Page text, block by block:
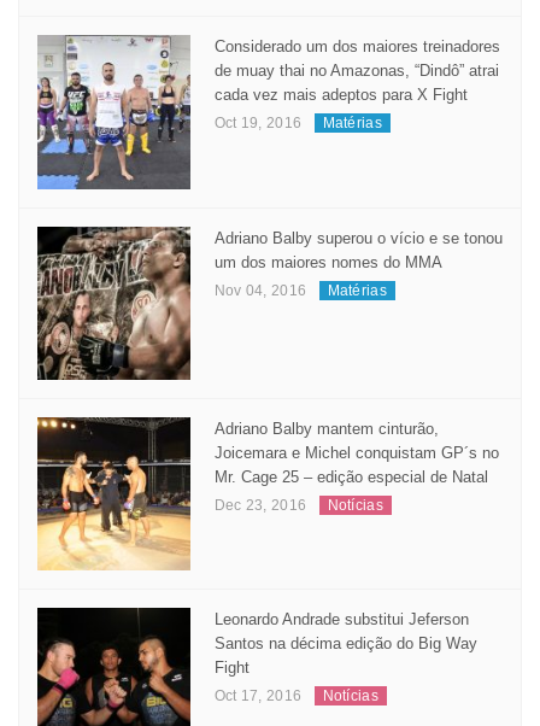
Considerado um dos maiores treinadores
de muay thai no Amazonas, “Dindô” atrai
cada vez mais adeptos para X Fight
Oct 19, 2016 Matérias
Adriano Balby superou o vício e se tonou
um dos maiores nomes do MMA
Nov 04, 2016 Matérias
Adriano Balby mantem cinturão,
Joicemara e Michel conquistam GP´s no
Mr. Cage 25 – edição especial de Natal
Dec 23, 2016 Notícias
Leonardo Andrade substitui Jeferson
Santos na décima edição do Big Way
Fight
Oct 17, 2016 Notícias